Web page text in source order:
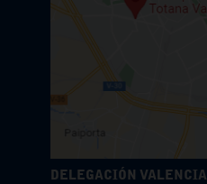
DELEGACIÓN VALENCIA